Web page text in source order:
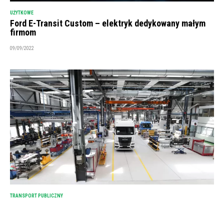
UŻYTKOWE
Ford E-Transit Custom – elektryk dedykowany małym
firmom
09/09/2022
TRANSPORT PUBLICZNY